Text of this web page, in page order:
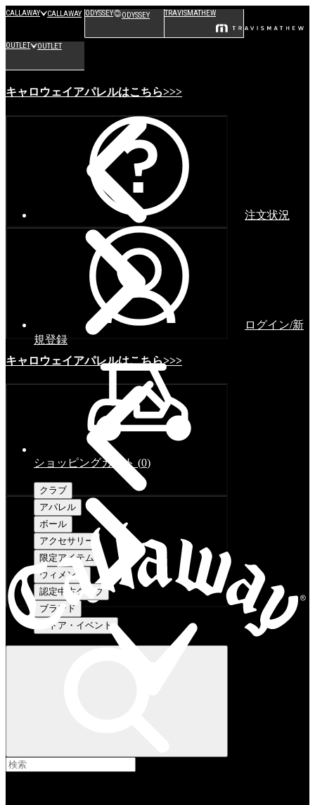
CALLAWAY CALLAWAY ODYSSEY ODYSSEY TRAVISMATHEW
OUTLET OUTLET
キャロウェイアパレルはこちら>>>
キャロウェイアパレルはこちら>>>
注文状況
ログイン/新
規登録
ショッピングカート (0)
クラブ
アパレル
ボール
アクセサリー
限定アイテム
ウィメンズ
認定中古クラブ
ブランド
ストア・イベント